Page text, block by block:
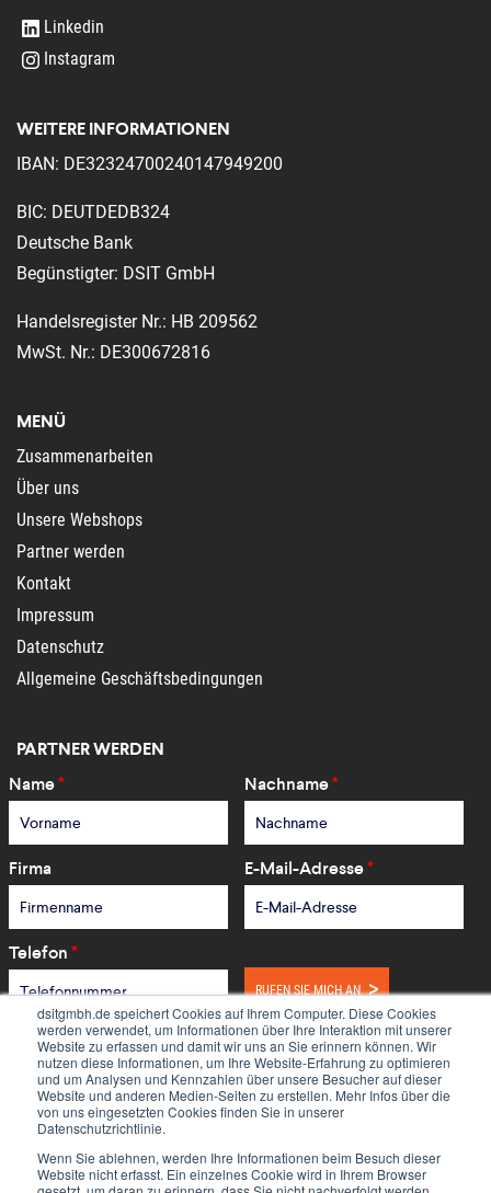
dsitgmbh.de speichert Cookies auf Ihrem Computer. Diese Cookies
werden verwendet, um Informationen über Ihre Interaktion mit unserer
Website zu erfassen und damit wir uns an Sie erinnern können. Wir
nutzen diese Informationen, um Ihre Website-Erfahrung zu optimieren
und um Analysen und Kennzahlen über unsere Besucher auf dieser
Website und anderen Medien-Seiten zu erstellen. Mehr Infos über die
von uns eingesetzten Cookies finden Sie in unserer
Datenschutzrichtlinie.
Wenn Sie ablehnen, werden Ihre Informationen beim Besuch dieser
Website nicht erfasst. Ein einzelnes Cookie wird in Ihrem Browser
Linkedin
Instagram
WEITERE INFORMATIONEN
IBAN: DE32324700240147949200
BIC: DEUTDEDB324
Deutsche Bank
Begünstigter: DSIT GmbH
Handelsregister Nr.: HB 209562
MwSt. Nr.: DE300672816
MENÜ
Zusammenarbeiten
Über uns
Unsere Webshops
Partner werden
Kontakt
Impressum
Datenschutz
Allgemeine Geschäftsbedingungen
PARTNER WERDEN
Name* Nachname*
Firma E-Mail-Adresse*
Telefon*
RUFEN SIE MICH AN